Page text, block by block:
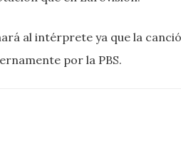
al intérprete ya que la
por la PBS.